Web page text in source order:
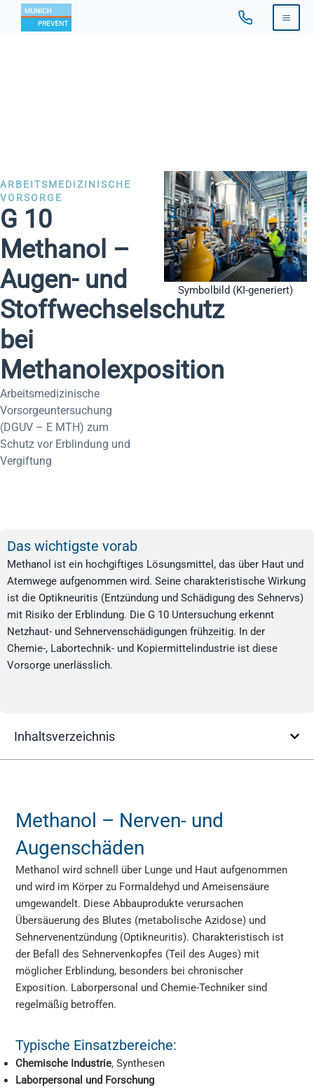
ARBEITSMEDIZINISCHE
VORSORGE
G 10
Methanol –
Augen- und
Stoffwechselschutz
bei
Methanolexposition
Arbeitsmedizinische
Vorsorgeuntersuchung
(DGUV – E MTH) zum
Schutz vor Erblindung und
Vergiftung
Symbolbild (KI-generiert)
Das wichtigste vorab
Methanol ist ein hochgiftiges Lösungsmittel, das über Haut und
Atemwege aufgenommen wird. Seine charakteristische Wirkung
ist die Optikneuritis (Entzündung und Schädigung des Sehnervs)
mit Risiko der Erblindung. Die G 10 Untersuchung erkennt
Netzhaut- und Sehnervenschädigungen frühzeitig. In der
Chemie-, Labortechnik- und Kopiermittelindustrie ist diese
Vorsorge unerlässlich.
Inhaltsverzeichnis
Methanol – Nerven- und
Augenschäden
Methanol wird schnell über Lunge und Haut aufgenommen
und wird im Körper zu Formaldehyd und Ameisensäure
umgewandelt. Diese Abbauprodukte verursachen
Übersäuerung des Blutes (metabolische Azidose) und
Sehnervenentzündung (Optikneuritis). Charakteristisch ist
der Befall des Sehnervenkopfes (Teil des Auges) mit
möglicher Erblindung, besonders bei chronischer
Exposition. Laborpersonal und Chemie-Techniker sind
regelmäßig betroffen.
Typische Einsatzbereiche:
Chemische Industrie, Synthesen
Laborpersonal und Forschung